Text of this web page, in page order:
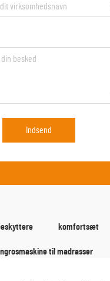
Indsend
komfortsæt
til madrasser